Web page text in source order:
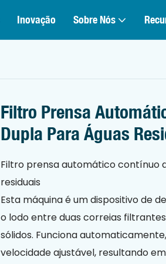
Inovação Sobre Nós
Filtro Prensa
Dupla Para Águas
Filtro prensa automático contínuo
residuais
Esta máquina é um dispositivo de
o lodo entre duas correias
sólidos. Funciona
velocidade ajustável, resultando